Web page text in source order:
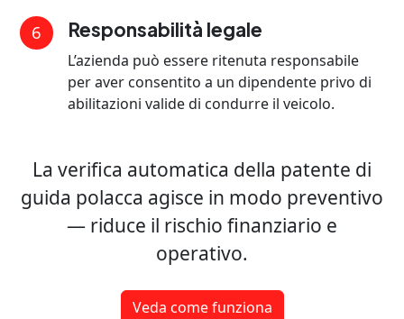
6 Responsabilità legale
L’azienda può essere ritenuta responsabile
per aver consentito a un dipendente privo di
abilitazioni valide di condurre il veicolo.
La verifica automatica della patente di
guida polacca agisce in modo preventivo
— riduce il rischio finanziario e
operativo.
Veda come funziona